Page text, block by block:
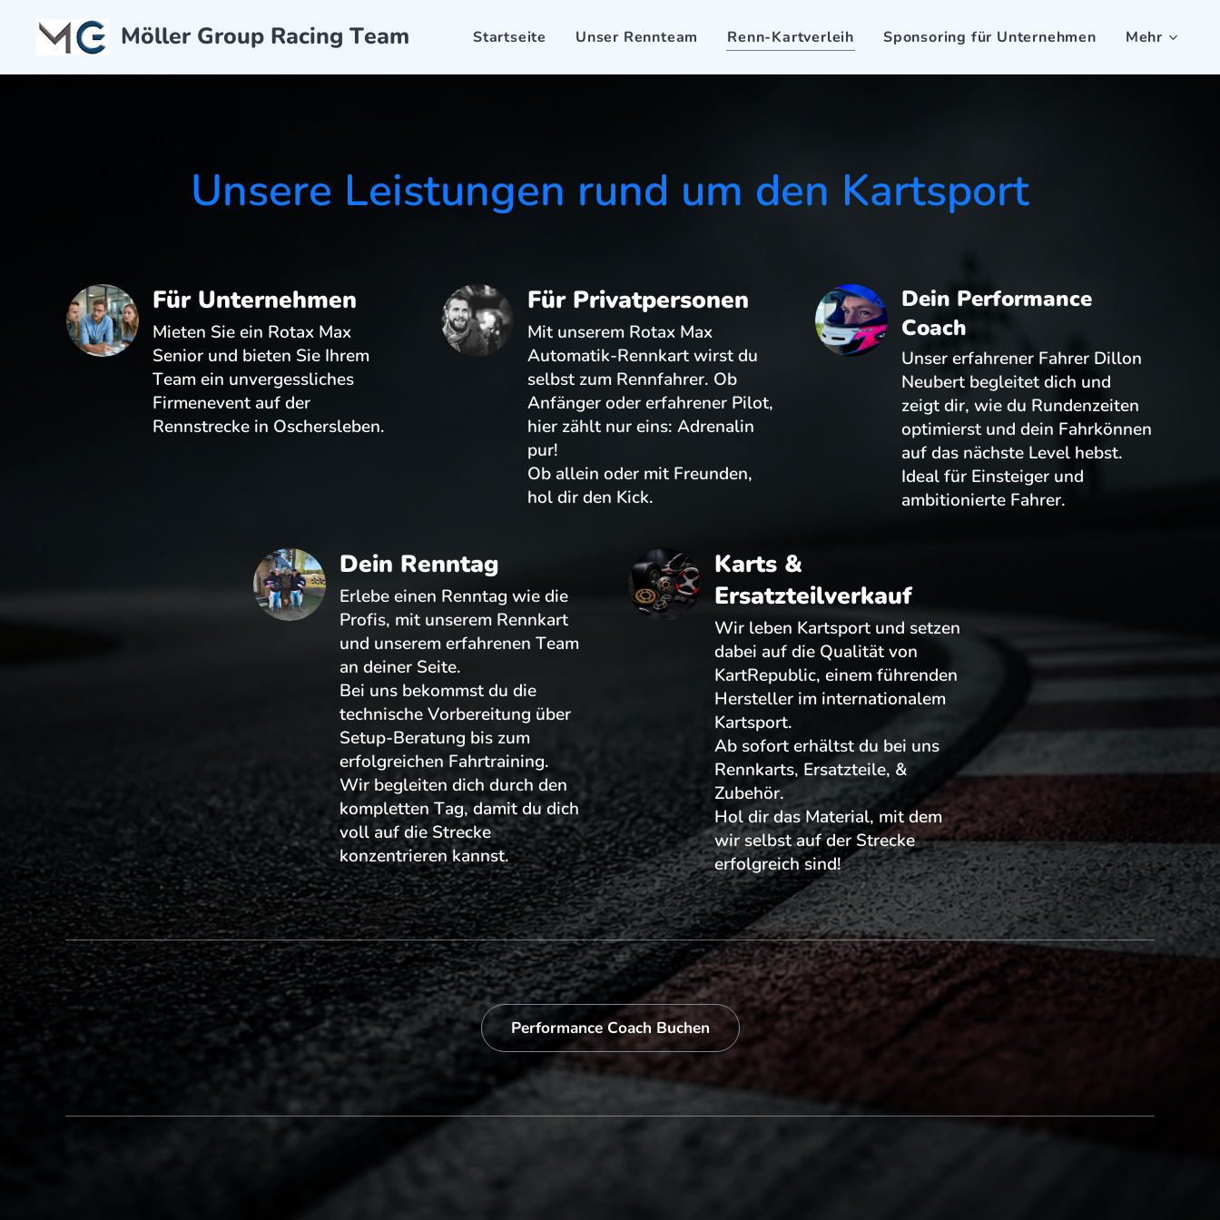
Möller Group Racing Team Startseite Unser Rennteam Renn-Kartverleih Sponsoring für Unternehmen Mehr
Unsere Leistungen rund um den Kartsport
Für Unternehmen
Mieten Sie ein Rotax Max
Senior und bieten Sie Ihrem
Team ein unvergessliches
Firmenevent auf der
Rennstrecke in Oschersleben.
Für Privatpersonen
Mit unserem Rotax Max
Automatik-Rennkart wirst du
selbst zum Rennfahrer. Ob
Anfänger oder erfahrener Pilot,
hier zählt nur eins: Adrenalin
pur!
Ob allein oder mit Freunden,
hol dir den Kick.
Dein Performance
Coach
Unser erfahrener Fahrer Dillon
Neubert begleitet dich und
zeigt dir, wie du Rundenzeiten
optimierst und dein Fahrkönnen
auf das nächste Level hebst.
Ideal für Einsteiger und
ambitionierte Fahrer.
Dein Renntag
Erlebe einen Renntag wie die
Profis, mit unserem Rennkart
und unserem erfahrenen Team
an deiner Seite.
Bei uns bekommst du die
technische Vorbereitung über
Setup-Beratung bis zum
erfolgreichen Fahrtraining.
Wir begleiten dich durch den
kompletten Tag, damit du dich
voll auf die Strecke
konzentrieren kannst.
Karts &
Ersatzteilverkauf
Wir leben Kartsport und setzen
dabei auf die Qualität von
KartRepublic, einem führenden
Hersteller im internationalem
Kartsport.
Ab sofort erhältst du bei uns
Rennkarts, Ersatzteile, &
Zubehör.
Hol dir das Material, mit dem
wir selbst auf der Strecke
erfolgreich sind!
Performance Coach Buchen